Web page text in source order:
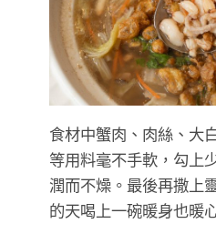
食材中蟹肉、肉絲、大
等用料毫不手軟，勾上
潤而不燥。最後再撒上
的天喝上一碗暖身也暖